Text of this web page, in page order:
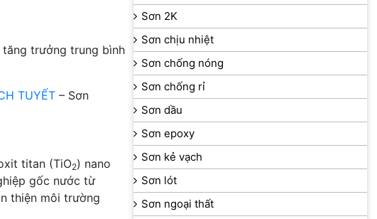
trưởng trung bình
TUYẾT – Sơn
titan (TiO2) nano
gốc nước từ
thiện môi trường
Sơn 2K
Sơn chịu nhiệt
Sơn chống nóng
Sơn chống rỉ
Sơn dầu
Sơn epoxy
Sơn kẻ vạch
Sơn lót
Sơn ngoại thất